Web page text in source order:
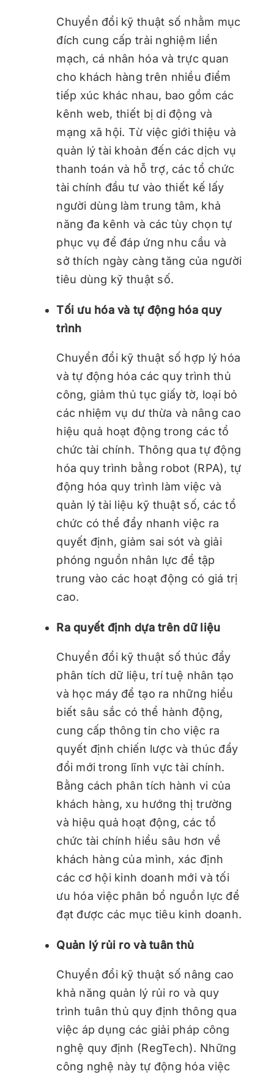
Chuyển đổi kỹ thuật số nhằm mục
đích cung cấp trải nghiệm liền
mạch, cá nhân hóa và trực quan
cho khách hàng trên nhiều điểm
tiếp xúc khác nhau, bao gồm các
kênh web, thiết bị di động và
mạng xã hội. Từ việc giới thiệu và
quản lý tài khoản đến các dịch vụ
thanh toán và hỗ trợ, các tổ chức
tài chính đầu tư vào thiết kế lấy
người dùng làm trung tâm, khả
năng đa kênh và các tùy chọn tự
phục vụ để đáp ứng nhu cầu và
sở thích ngày càng tăng của người
tiêu dùng kỹ thuật số.
Tối ưu hóa và tự động hóa quy
trình
Chuyển đổi kỹ thuật số hợp lý hóa
và tự động hóa các quy trình thủ
công, giảm thủ tục giấy tờ, loại bỏ
các nhiệm vụ dư thừa và nâng cao
hiệu quả hoạt động trong các tổ
chức tài chính. Thông qua tự động
hóa quy trình bằng robot (RPA), tự
động hóa quy trình làm việc và
quản lý tài liệu kỹ thuật số, các tổ
chức có thể đẩy nhanh việc ra
quyết định, giảm sai sót và giải
phóng nguồn nhân lực để tập
trung vào các hoạt động có giá trị
cao.
Ra quyết định dựa trên dữ liệu
Chuyển đổi kỹ thuật số thúc đẩy
phân tích dữ liệu, trí tuệ nhân tạo
và học máy để tạo ra những hiểu
biết sâu sắc có thể hành động,
cung cấp thông tin cho việc ra
quyết định chiến lược và thúc đẩy
đổi mới trong lĩnh vực tài chính.
Bằng cách phân tích hành vi của
khách hàng, xu hướng thị trường
và hiệu quả hoạt động, các tổ
chức tài chính hiểu sâu hơn về
khách hàng của mình, xác định
các cơ hội kinh doanh mới và tối
ưu hóa việc phân bổ nguồn lực để
đạt được các mục tiêu kinh doanh.
Quản lý rủi ro và tuân thủ
Chuyển đổi kỹ thuật số nâng cao
khả năng quản lý rủi ro và quy
trình tuân thủ quy định thông qua
việc áp dụng các giải pháp công
nghệ quy định (RegTech). Những
công nghệ này tự động hóa việc